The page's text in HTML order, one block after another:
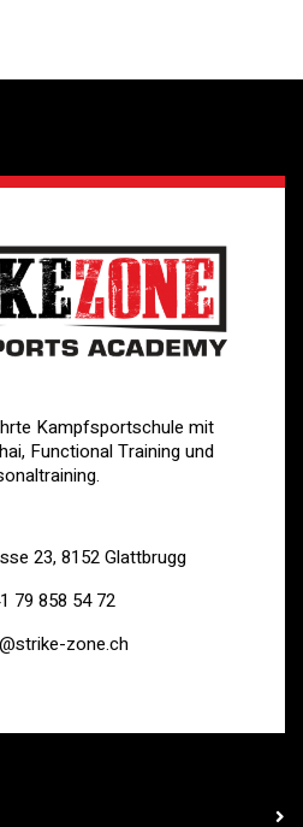
Kampfsportschule mit
Functional Training und
23, 8152 Glattbrugg
79 858 54 72
zone.ch